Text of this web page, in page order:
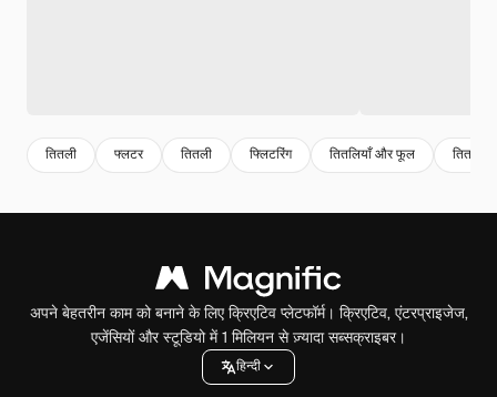
तितली फ्लटर तितली फ्लिटरिंग तितलियाँ और फूल तितली
अपने बेहतरीन काम को बनाने के लिए क्रिएटिव प्लेटफॉर्म। क्रिएटिव, एंटरप्राइजेज,
एजेंसियों और स्टूडियो में 1 मिलियन से ज़्यादा सब्सक्राइबर।
हिन्दी